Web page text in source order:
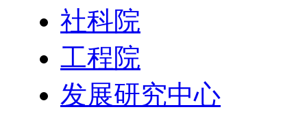
社科院
工程院
发展研究中心